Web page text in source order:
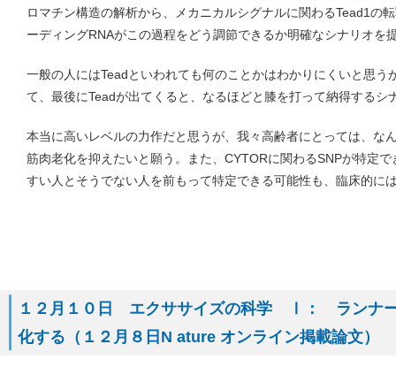
ロマチン構造の解析から、メカニカルシグナルに関わるTead1の
ーディングRNAがこの過程をどう調節できるか明確なシナリオを
一般の人にはTeadといわれても何のことかはわかりにくいと思う
て、最後にTeadが出てくると、なるほどと膝を打って納得するシ
本当に高いレベルの力作だと思うが、我々高齢者にとっては、な
筋肉老化を抑えたいと願う。また、CYTORに関わるSNPが特定
すい人とそうでない人を前もって特定できる可能性も、臨床的に
１２月１０日 エクササイズの科学 Ⅰ： ランナー
化する（１２月８日N ature オンライン掲載論文）